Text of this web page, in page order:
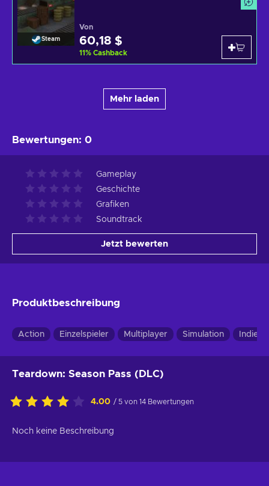
Steam
Von
60,18 $
11% Cashback
Mehr laden
Bewertungen: 0
Gameplay
Geschichte
Grafiken
Soundtrack
Jetzt bewerten
Produktbeschreibung
Action Einzelspieler Multiplayer Simulation Indie-
Teardown: Season Pass (DLC)
4.00 / 5 von 14 Bewertungen
Noch keine Beschreibung